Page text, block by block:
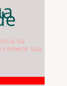
na
comece sua